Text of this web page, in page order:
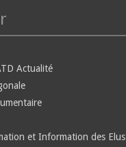
Actualité
et Information des Elus